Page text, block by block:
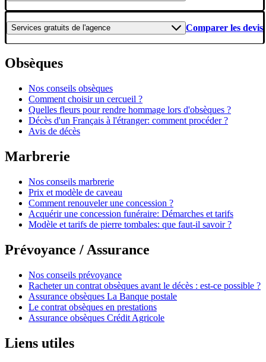
Services gratuits de l'agence Comparer les devis
Obsèques
Nos conseils obsèques
Comment choisir un cercueil ?
Quelles fleurs pour rendre hommage lors d'obsèques ?
Décès d'un Français à l'étranger: comment procéder ?
Avis de décès
Marbrerie
Nos conseils marbrerie
Prix et modèle de caveau
Comment renouveler une concession ?
Acquérir une concession funéraire: Démarches et tarifs
Modèle et tarifs de pierre tombales: que faut-il savoir ?
Prévoyance / Assurance
Nos conseils prévoyance
Racheter un contrat obsèques avant le décès : est-ce possible ?
Assurance obsèques La Banque postale
Le contrat obsèques en prestations
Assurance obsèques Crédit Agricole
Liens utiles